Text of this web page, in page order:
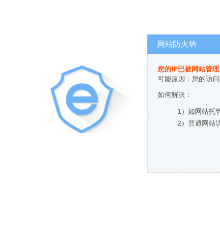
网站防火墙
您的IP已被网站管
可能原因：您的访
如何解决：
1）如网站托
2）普通网站